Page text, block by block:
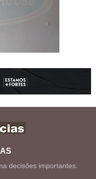
decisões importantes.